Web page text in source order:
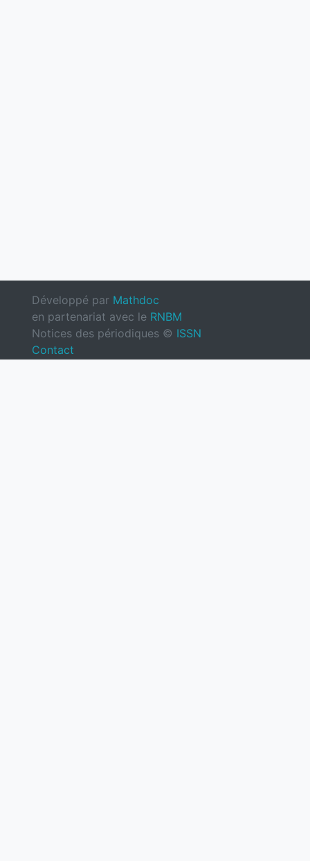
Développé par Mathdoc
en partenariat avec le RNBM
Notices des périodiques © ISSN
Contact